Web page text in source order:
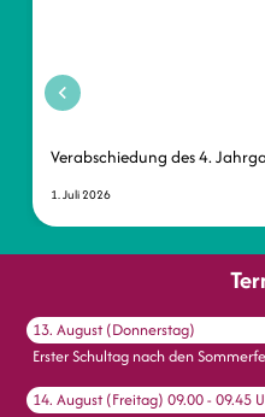
Verabschiedung des 4.
1. Juli 2026
13. August (Donnerstag)
Erster Schultag nach den
14. August (Freitag) 09.00 - 09.45